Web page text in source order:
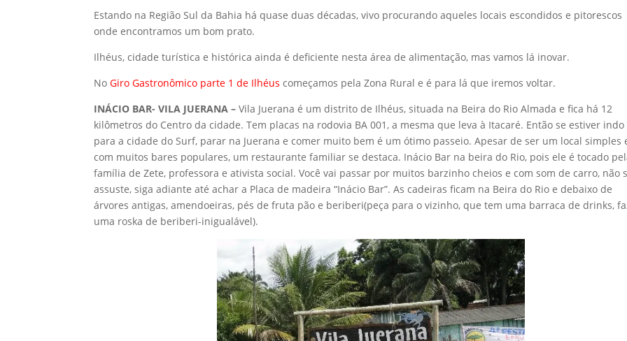
Estando na Região Sul da Bahia há quase duas décadas, vivo procurando aqueles locais escondidos e pitorescos
onde encontramos um bom prato.
Ilhéus, cidade turística e histórica ainda é deficiente nesta área de alimentação, mas vamos lá inovar.
NoGiro Gastronômico parte 1 de Ilhéus começamos pela Zona Rural e é para lá que iremos voltar.
INÁCIO BAR- VILA JUERANA –Vila Juerana é um distrito de Ilhéus, situada na Beira do Rio Almada e fica há 12
kilômetros do Centro da cidade. Tem placas na rodovia BA 001, a mesma que leva à Itacaré. Então se estiver indo
para a cidade do Surf, parar na Juerana e comer muito bem é um ótimo passeio. Apesar de ser um local simples
com muitos bares populares, um restaurante familiar se destaca. Inácio Bar na beira do Rio, pois ele é tocado
família de Zete, professora e ativista social. Você vai passar por muitos barzinho cheios e com som de carro, não
assuste, siga adiante até achar a Placa de madeira “Inácio Bar”. As cadeiras ficam na Beira do Rio e debaixo de
árvores antigas, amendoeiras, pés de fruta pão e beriberi(peça para o vizinho, que tem uma barraca de drinks,
uma roska de beriberi-inigualável).